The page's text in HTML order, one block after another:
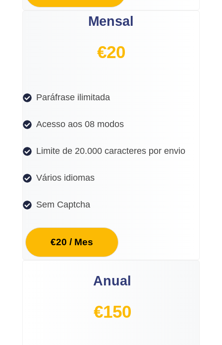
Mensal
€20
Paráfrase ilimitada
Acesso aos 08 modos
Limite de 20.000 caracteres por envio
Vários idiomas
Sem Captcha
€20 / Mes
Anual
€150